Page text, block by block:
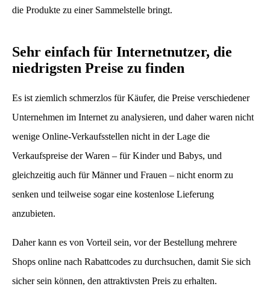
die Produkte zu einer Sammelstelle bringt.
Sehr einfach für Internetnutzer, die
niedrigsten Preise zu finden
Es ist ziemlich schmerzlos für Käufer, die Preise verschiedener
Unternehmen im Internet zu analysieren, und daher waren nicht
wenige Online-Verkaufsstellen nicht in der Lage die
Verkaufspreise der Waren – für Kinder und Babys, und
gleichzeitig auch für Männer und Frauen – nicht enorm zu
senken und teilweise sogar eine kostenlose Lieferung
anzubieten.
Daher kann es von Vorteil sein, vor der Bestellung mehrere
Shops online nach Rabattcodes zu durchsuchen, damit Sie sich
sicher sein können, den attraktivsten Preis zu erhalten.